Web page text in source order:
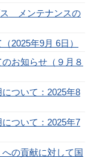
ス メンテナンスの
2025年9月 6日）
お知らせ（９月８
ついて：2025年8
ついて：2025年7
への貢献に対して国